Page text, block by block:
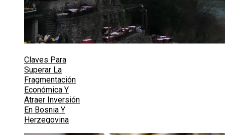
Claves Para
Superar La
Fragmentación
Económica Y
Atraer Inversión
En Bosnia Y
Herzegovina